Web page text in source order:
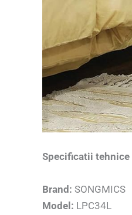
Specificatii tehnice
Brand: SONGMICS
Model: LPC34L